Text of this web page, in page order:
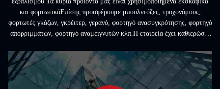
και φορτωτικάΕπίσης προσφέρουμε μπουλντόζες, τροχονόμους,
φορτωτές γκάζων, γκρέιτερ, γερανό, φορτηγό ανασυγκρότησης, φορτηγό
απορριμμάτων, φορτηγό αναμειγνυτών κλπ.Η εταιρεία έχει καθιερώσει